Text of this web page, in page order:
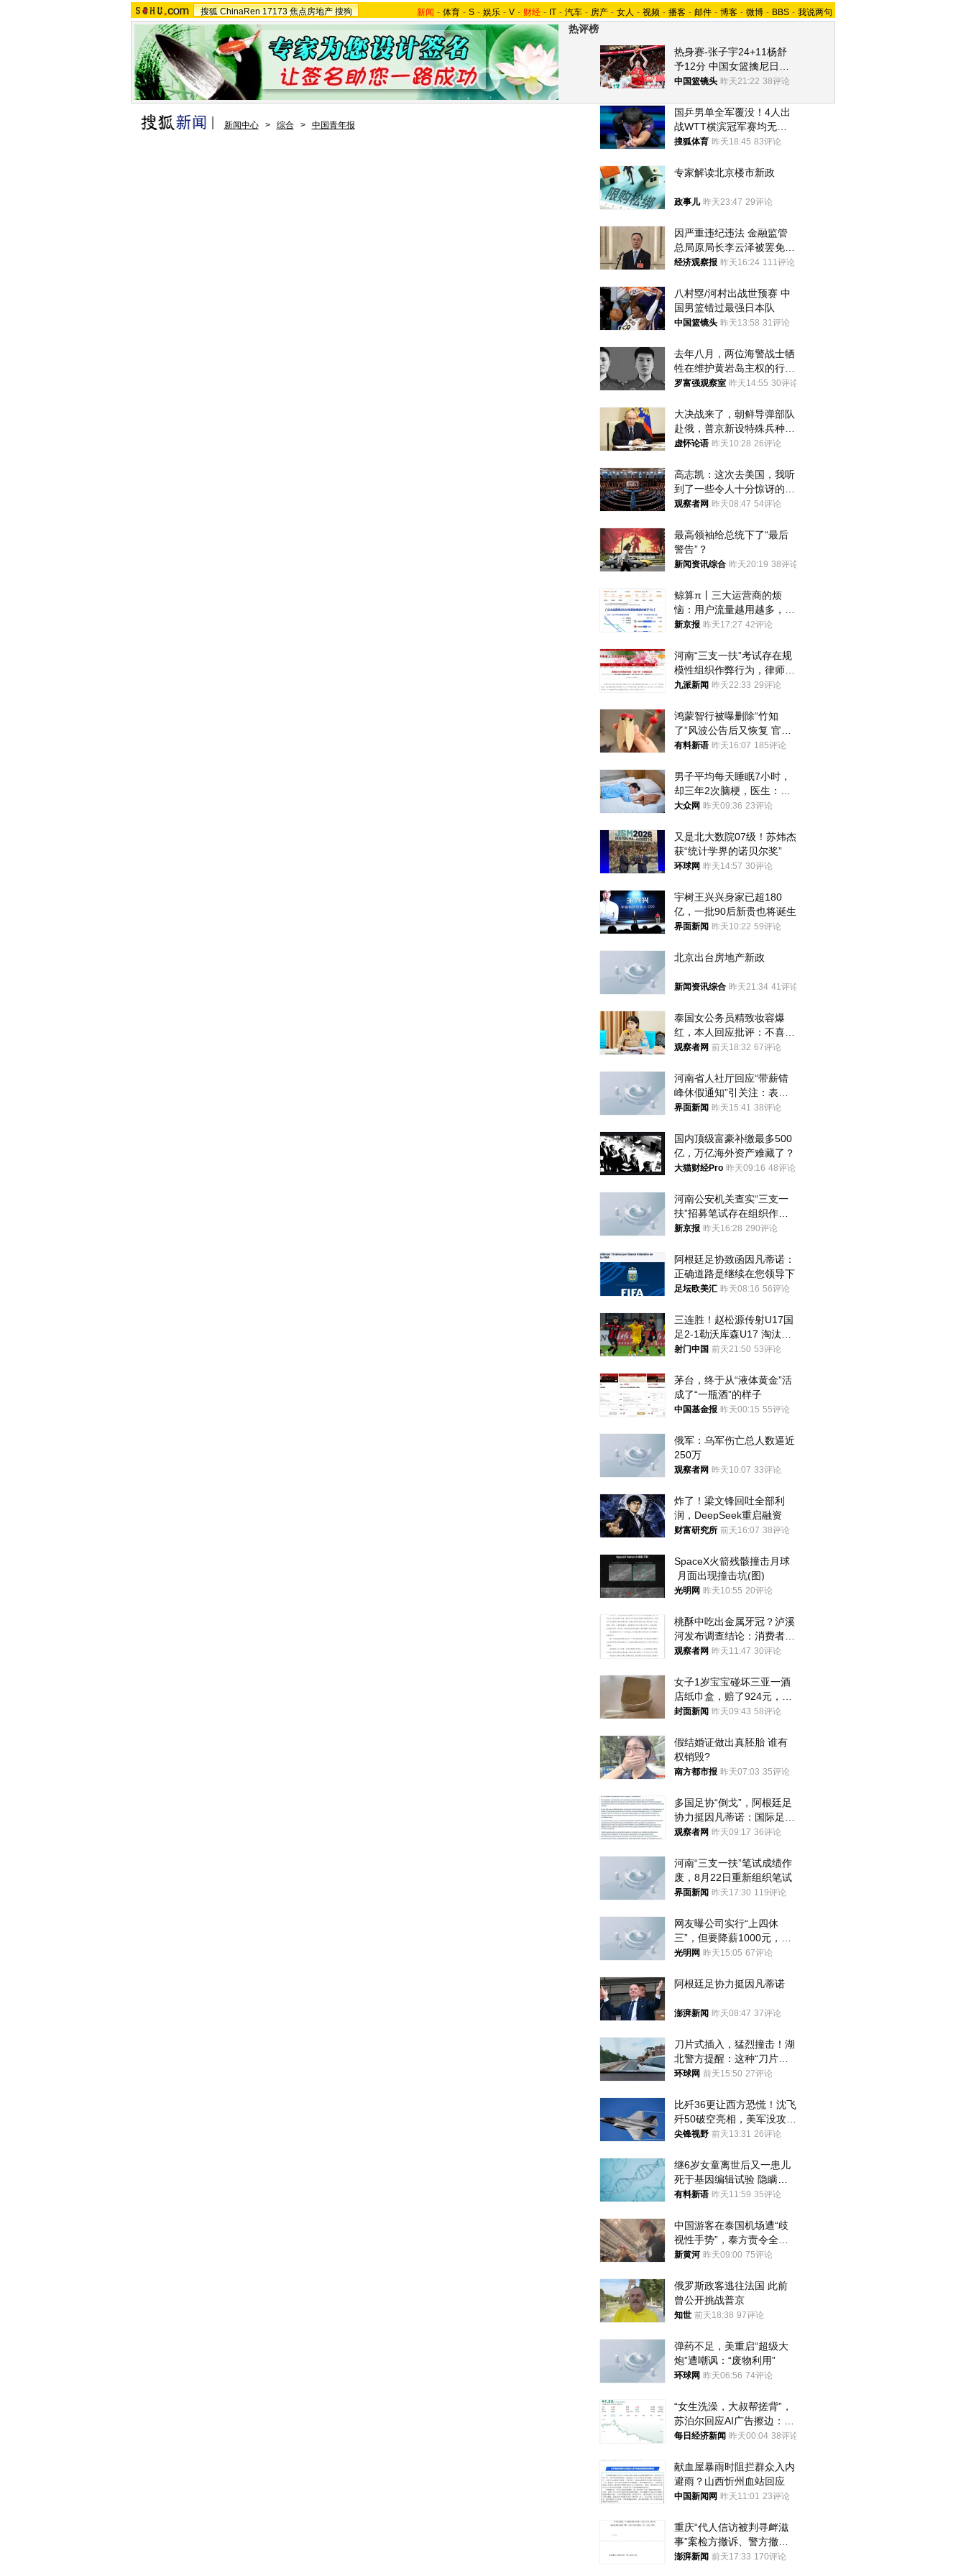
搜狐 ChinaRen 17173 焦点房地产 搜狗 新闻 - 体育 - S - 娱乐 - V - 财经 - IT - 汽车 - 房产 - 女人 - 视频 - 播客 - 邮件 - 博客 - 微博 - BBS - 我说两句
热评榜
热身赛-张子宇24+11杨舒
予12分 中国女篮擒尼日利
亚
中国篮镜头 昨天21:22 38评论
国乒男单全军覆没！4人出
战WTT横滨冠军赛均无缘
八强
搜狐体育 昨天18:45 83评论
专家解读北京楼市新政
政事儿 昨天23:47 29评论
因严重违纪违法 金融监管
总局原局长李云泽被罢免全
国人大代表
经济观察报 昨天16:24 111评论
八村塁/河村出战世预赛 中
国男篮错过最强日本队
中国篮镜头 昨天13:58 31评论
去年八月，两位海警战士牺
牲在维护黄岩岛主权的行动
中
罗富强观察室 昨天14:55 30评论
大决战来了，朝鲜导弹部队
赴俄，普京新设特殊兵种，
76岁老将扛旗
虚怀论语 昨天10:28 26评论
高志凯：这次去美国，我听
到了一些令人十分惊讶的消
息
观察者网 昨天08:47 54评论
最高领袖给总统下了“最后
警告”？
新闻资讯综合 昨天20:19 38评论
鲸算π丨三大运营商的烦
恼：用户流量越用越多，收
入却越来越少
新京报 昨天17:27 42评论
河南“三支一扶”考试存在规
模性组织作弊行为，律师：
涉嫌非法获取国家秘密罪等
九派新闻 昨天22:33 29评论
鸿蒙智行被曝删除“竹知
了”风波公告后又恢复 官媒
曾力挺：劝华为要大度的，
有料新语 昨天16:07 185评论
男子平均每天睡眠7小时，
却三年2次脑梗，医生：这
样睡觉更伤身
大众网 昨天09:36 23评论
又是北大数院07级！苏炜杰
获“统计学界的诺贝尔奖”
环球网 昨天14:57 30评论
宇树王兴兴身家已超180
亿，一批90后新贵也将诞生
界面新闻 昨天10:22 59评论
北京出台房地产新政
新闻资讯综合 昨天21:34 41评论
泰国女公务员精致妆容爆
红，本人回应批评：不喜欢
就别看
观察者网 前天18:32 67评论
河南省人社厅回应“带薪错
峰休假通知”引关注：表述
不够准确，待修改后印发
界面新闻 昨天15:41 38评论
国内顶级富豪补缴最多500
亿，万亿海外资产难藏了？
大猫财经Pro 昨天09:16 48评论
河南公安机关查实“三支一
扶”招募笔试存在组织作弊
犯罪行为
新京报 昨天16:28 290评论
阿根廷足协致函因凡蒂诺：
正确道路是继续在您领导下
足坛欧美汇 昨天08:16 56评论
三连胜！赵松源传射U17国
足2-1勒沃库森U17 淘汰赛
将战河床
射门中国 前天21:50 53评论
茅台，终于从“液体黄金”活
成了“一瓶酒”的样子
中国基金报 昨天00:15 55评论
俄军：乌军伤亡总人数逼近
250万
观察者网 昨天10:07 33评论
炸了！梁文锋回吐全部利
润，DeepSeek重启融资
财富研究所 前天16:07 38评论
SpaceX火箭残骸撞击月球
月面出现撞击坑(图)
光明网 昨天10:55 20评论
桃酥中吃出金属牙冠？泸溪
河发布调查结论：消费者已
澄清，所发视频情况不属实
观察者网 昨天11:47 30评论
女子1岁宝宝碰坏三亚一酒
店纸巾盒，赔了924元，发
帖吐槽后酒店退还一半的
封面新闻 昨天09:43 58评论
假结婚证做出真胚胎 谁有
权销毁?
南方都市报 昨天07:03 35评论
多国足协“倒戈”，阿根廷足
协力挺因凡蒂诺：国际足联
今后应继续在其领导下前行
观察者网 昨天09:17 36评论
河南“三支一扶”笔试成绩作
废，8月22日重新组织笔试
界面新闻 昨天17:30 119评论
网友曝公司实行“上四休
三”，但要降薪1000元，不
接受只能辞职
光明网 昨天15:05 67评论
阿根廷足协力挺因凡蒂诺
澎湃新闻 昨天08:47 37评论
刀片式插入，猛烈撞击！湖
北警方提醒：这种“刀片超
车”，太危险了
环球网 前天15:50 27评论
比歼36更让西方恐慌！沈飞
歼50破空亮相，美军没攻克
的技术被拿下
尖锋视野 前天13:31 26评论
继6岁女童离世后又一患儿
死于基因编辑试验 隐瞒一
年才对外披露
有料新语 昨天11:59 35评论
中国游客在泰国机场遭“歧
视性手势”，泰方责令全面
调查，对责任人采取最严厉
新黄河 昨天09:00 75评论
俄罗斯政客逃往法国 此前
曾公开挑战普京
知世 前天18:38 97评论
弹药不足，美重启“超级大
炮”遭嘲讽：“废物利用”
环球网 昨天06:56 74评论
“女生洗澡，大叔帮搓背”，
苏泊尔回应AI广告擦边：视
频全下架，已强化内容管理
每日经济新闻 昨天00:04 38评论
献血屋暴雨时阻拦群众入内
避雨？山西忻州血站回应
中国新闻网 昨天11:01 23评论
重庆“代人信访被判寻衅滋
事”案检方撤诉、警方撤
案，两被告人获国赔
澎湃新闻 前天17:33 170评论
新闻中心 > 综合 > 中国青年报